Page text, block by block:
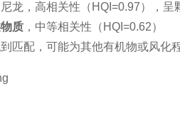
尼龙，高相关性（HQI=0.97），呈
质 ，中等相关性（HQI=0.62）
匹配，可能为其他有机物或风化